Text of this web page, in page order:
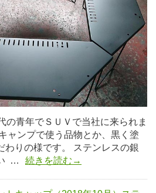
の青年でＳＵＶで当社に来られま
ャンプで使う品物とか、黒く塗
わりの様です。 ステンレスの銀
…
続きを読む→